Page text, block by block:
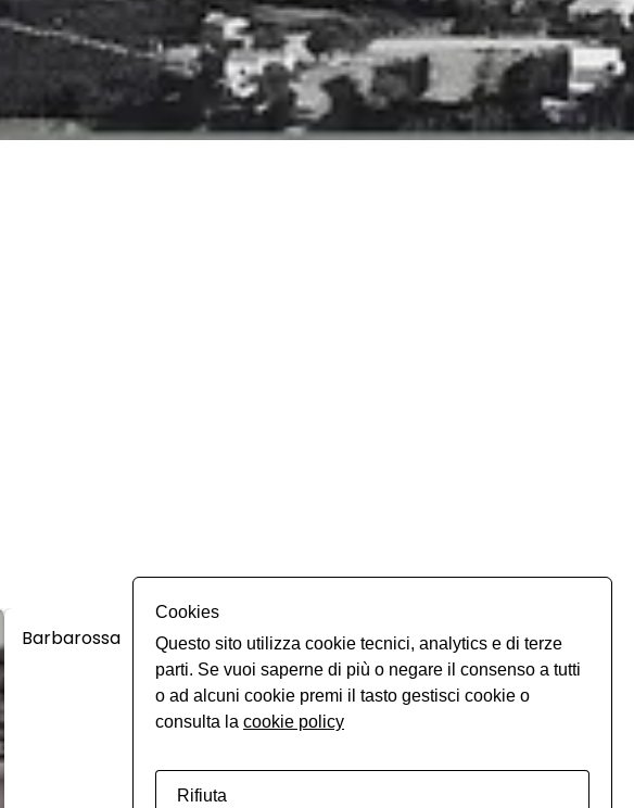
Cookies
Questo sito utilizza cookie tecnici, analytics e di terze
parti. Se vuoi saperne di più o negare il consenso a tutti
o ad alcuni cookie premi il tasto gestisci cookie o
consulta la cookie policy
Rifiuta
Barbarossa Monserrato